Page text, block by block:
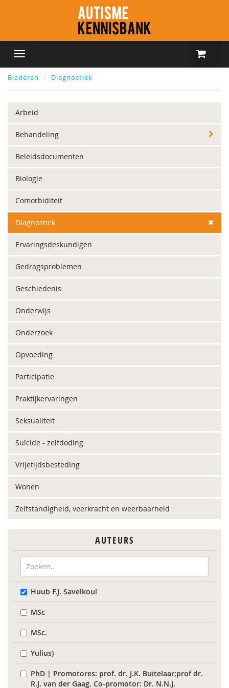
Bladeren Diagnostiek
Arbeid
Behandeling
Beleidsdocumenten
Biologie
Comorbiditeit
Diagnostiek
Ervaringsdeskundigen
Gedragsproblemen
Geschiedenis
Onderwijs
Onderzoek
Opvoeding
Participatie
Praktijkervaringen
Seksualiteit
Suïcide - zelfdoding
Vrijetijdsbesteding
Wonen
Zelfstandigheid, veerkracht en weerbaarheid
AUTEURS
Huub F.J. Savelkoul
MSc
MSc.
Yulius)
PhD | Promotores: prof. dr. J.K. Buitelaar;prof dr.
R.J. van der Gaag. Co-promotor: Dr. N.N.J.